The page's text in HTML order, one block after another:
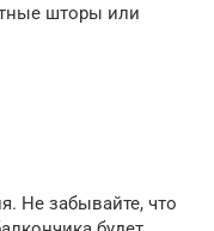
шторы или
Не забывайте, что